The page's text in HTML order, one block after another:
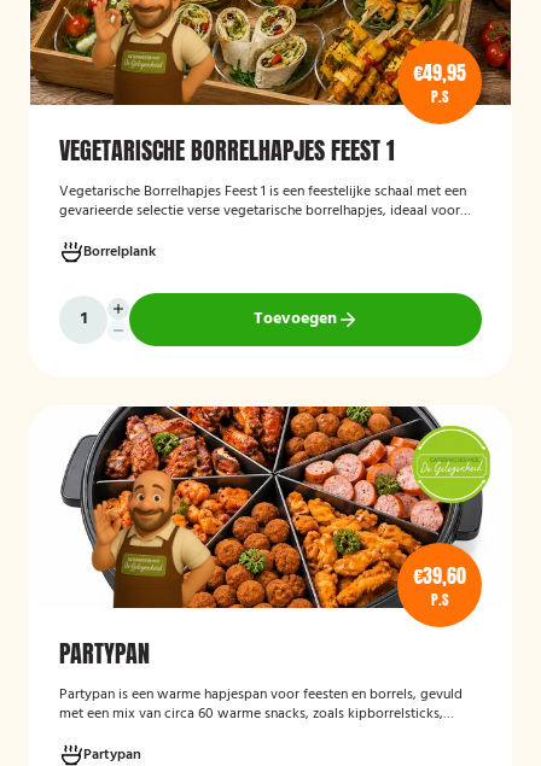
€49,95
P.S
VEGETARISCHE BORRELHAPJES FEEST 1
Vegetarische Borrelhapjes Feest 1 is een feestelijke schaal met een
gevarieerde selectie verse vegetarische borrelhapjes, ideaal voor
vers bereid en verzorgd gepresenteerd, zodat gasten kunnen
genieten van een smaakvolle en volledig vegetarische
borrelervaring.
Borrelplank
Toevoegen
€39,60
P.S
PARTYPAN
Partypan is een warme hapjespan voor feesten en borrels, gevuld
met een mix van circa 60 warme snacks, zoals kipborrelsticks,
geleverd en hoeft alleen nog verwarmd te worden, waardoor het
Partypan